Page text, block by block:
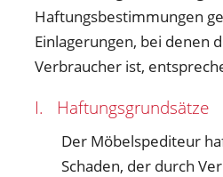
Haftungsbestimmungen
Einlagerungen, bei denen
Verbraucher ist,
I. Haftungsgrundsätze
Der Möbelspediteur
Schaden, der durch